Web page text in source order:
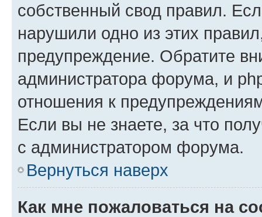
собственный свод правил.
нарушили одно из этих
предупреждение. Обратите
администратора форума, и
отношения к
Если вы не знаете, за что
с администратором форума.
Вернуться наверх
Как мне пожаловаться на